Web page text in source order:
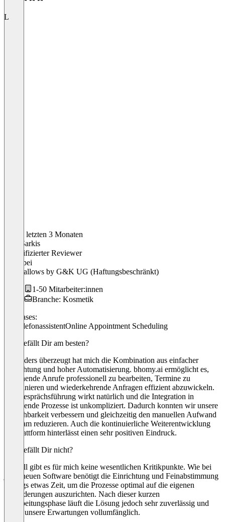
L
In den letzten 3 Monaten
Luis-Sarkis
Verifizierter Reviewer
bei
BeefTallows by G&K UG (Haftungsbeschränkt)
1-50 Mitarbeiter:innen
Branche: Kosmetik
Use cases:
KI-TelefonassistentOnline Appointment Scheduling
Was gefällt Dir am besten?
Besonders überzeugt hat mich die Kombination aus einfacher
Einrichtung und hoher Automatisierung. bhomy.ai ermöglicht es,
eingehende Anrufe professionell zu bearbeiten, Termine zu
koordinieren und wiederkehrende Anfragen effizient abzuwickeln.
Die Gesprächsführung wirkt natürlich und die Integration in
bestehende Prozesse ist unkompliziert. Dadurch konnten wir unsere
Erreichbarkeit verbessern und gleichzeitig den manuellen Aufwand
im Team reduzieren. Auch die kontinuierliche Weiterentwicklung
der Plattform hinterlässt einen sehr positiven Eindruck.
Was gefällt Dir nicht?
Aktuell gibt es für mich keine wesentlichen Kritikpunkte. Wie bei
jeder neuen Software benötigt die Einrichtung und Feinabstimmung
anfangs etwas Zeit, um die Prozesse optimal auf die eigenen
Anforderungen auszurichten. Nach dieser kurzen
Einarbeitungsphase läuft die Lösung jedoch sehr zuverlässig und
erfüllt unsere Erwartungen vollumfänglich.